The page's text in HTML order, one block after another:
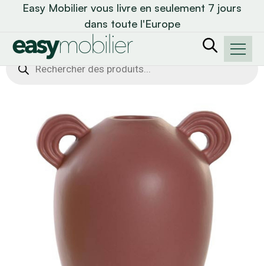
Easy Mobilier vous livre en seulement 7 jours
dans toute l'Europe
Recherche
de